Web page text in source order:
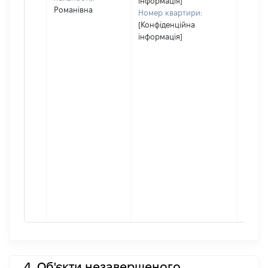
Романівна
Номер квартири:
[Конфіденційна
інформація]